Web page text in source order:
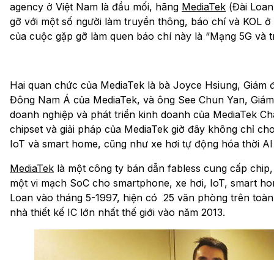
agency ở Việt Nam là đầu mối, hãng MediaTek (Đài
gỡ với một số người làm truyền thông, báo chí và KOL
của cuộc gặp gỡ làm quen báo chí này là “Mạng 5G và
Hai quan chức của MediaTek là bà Joyce Hsiung,
Đông Nam Á của MediaTek, và ông See Chun Yan,
doanh nghiệp và phát triển kinh doanh của MediaTek
chipset và giải pháp của MediaTek giờ đây không chỉ
IoT và smart home, cũng như xe hơi tự động hóa thời AI
MediaTek là một công ty bán dẫn fabless cung cấp
một vi mạch SoC cho smartphone, xe hơi, IoT, smart
Loan vào tháng 5-1997, hiện có 25 văn phòng trên
nhà thiết kế IC lớn nhất thế giới vào năm 2013.